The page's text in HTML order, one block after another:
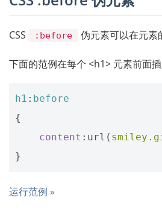
CSS :before 伪元素可以在元素
下面的范例在每个 <h1> 元素前面
h1 : before
{
content : url (
}
运行范例 »